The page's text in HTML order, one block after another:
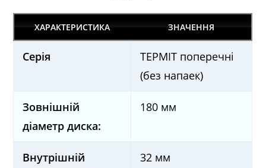
ХАРАКТЕРИСТИКА ЗНАЧЕННЯ
Серія
ТЕРМІТ поперечні
(без напаек)
Зовнішній
діаметр диска:
180 мм
Внутрішній
32 мм